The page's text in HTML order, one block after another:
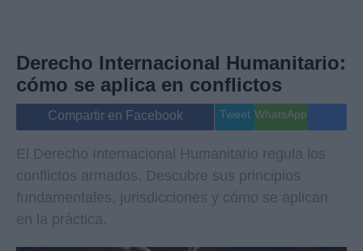
Internacional
Viajes
Gente
Musica
Derecho Internacional Humanitario:
cómo se aplica en conflictos
Compartir en Facebook Tweet WhatsApp
El Derecho Internacional Humanitario regula los
conflictos armados. Descubre sus principios
fundamentales, jurisdicciones y cómo se aplican
en la práctica.